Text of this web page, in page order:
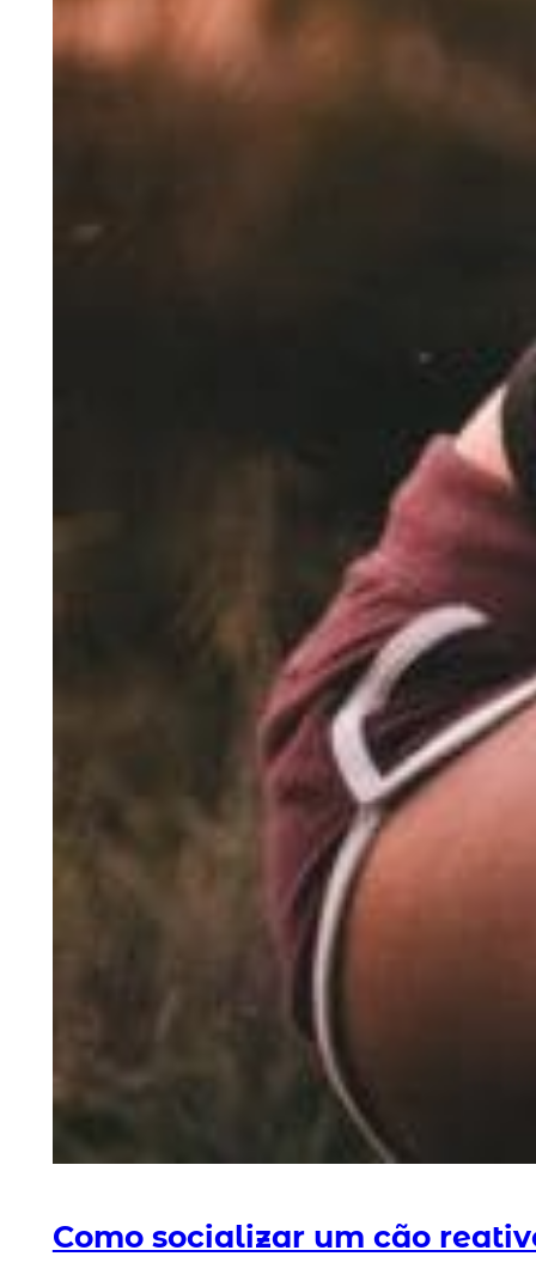
Como socializar um cão